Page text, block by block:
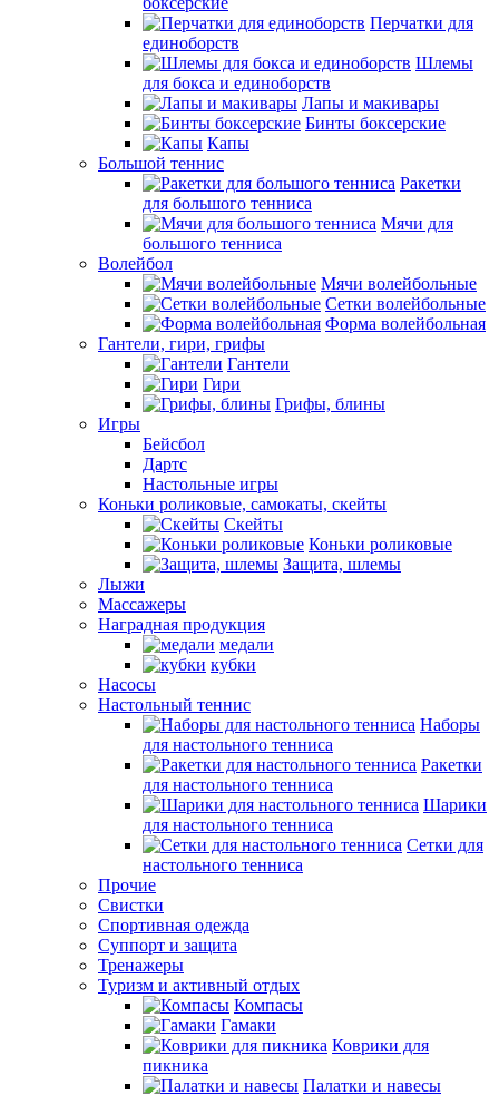
Перчатки для
единоборств
Шлемы
для бокса и единоборств
Лапы и макивары
Бинты боксерские
Капы
Большой теннис
Ракетки
для большого тенниса
Мячи для
большого тенниса
Волейбол
Мячи волейбольные
Сетки волейбольные
Форма волейбольная
Гантели, гири, грифы
Гантели
Гири
Грифы, блины
Игры
Бейсбол
Дартс
Настольные игры
Коньки роликовые, самокаты, скейты
Скейты
Коньки роликовые
Защита, шлемы
Лыжи
Массажеры
Наградная продукция
медали
кубки
Насосы
Настольный теннис
Наборы
для настольного тенниса
Ракетки
для настольного тенниса
Шарики
для настольного тенниса
Сетки для
настольного тенниса
Прочие
Свистки
Спортивная одежда
Суппорт и защита
Тренажеры
Туризм и активный отдых
Компасы
Гамаки
Коврики для
пикника
Палатки и навесы